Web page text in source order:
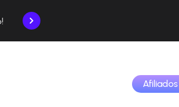
Afiliados